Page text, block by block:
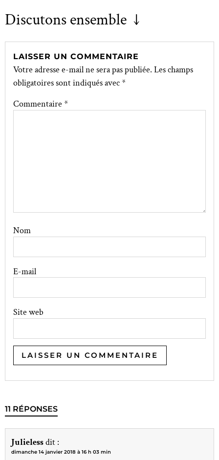
Discutons ensemble ↓
LAISSER UN COMMENTAIRE
Votre adresse e-mail ne sera pas publiée. Les champs
obligatoires sont indiqués avec*
Commentaire *
Nom
E-mail
Site web
11 RÉPONSES
Julielessdit :
dimanche 14 janvier 2018 à 16 h 03 min